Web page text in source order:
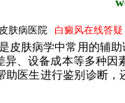
肤病医院 白癜风在线答疑
肤病学中常用的辅助
异、设备成本等多种因
助医生进行鉴别诊断